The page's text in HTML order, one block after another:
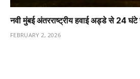
नवी मुंबई अंतरराष्ट्रीय हवाई अड्डे से 24
FEBRUARY 2, 2026